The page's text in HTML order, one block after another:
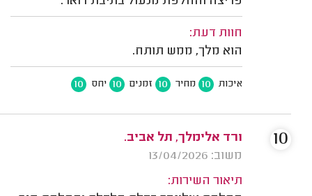
חוות דעת:
הוא מלך, ממש תותח.
איכות 10 מחיר 10 זמנים 10 יחס 10
ורד אלימלך, תל אביב.
משוב: 13/04/2026
תיאור השירות:
10